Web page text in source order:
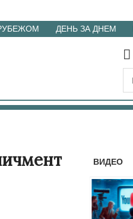
ДЕНЬ ЗА ДНЕМ
ВИДЕО